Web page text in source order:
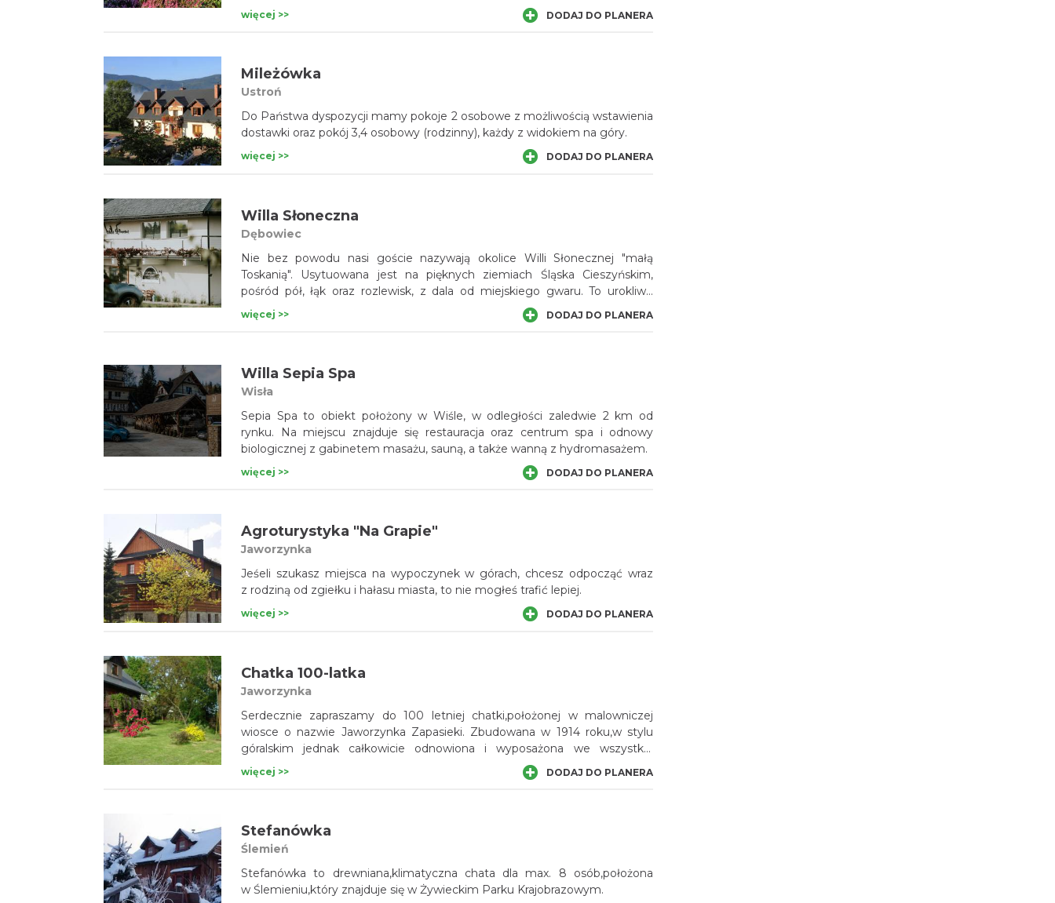
miejscem dla osób spragnionych prawdziwego wypoczynku. Pobyt
w naszej willi to wspaniała podróż w czasie. To tutaj od ponad 80 lat
więcej >> DODAJ DO PLANERA
Mileżówka
Ustroń
Do Państwa dyspozycji mamy pokoje 2 osobowe z możliwością wstawienia
dostawki oraz pokój 3,4 osobowy (rodzinny), każdy z widokiem na góry.
więcej >> DODAJ DO PLANERA
Willa Słoneczna
Dębowiec
Nie bez powodu nasi goście nazywają okolice Willi Słonecznej "małą
Toskanią". Usytuowana jest na pięknych ziemiach Śląska Cieszyńskim,
pośród pół, łąk oraz rozlewisk, z dala od miejskiego gwaru. To urokliwe
otoczenie dopełniliśmy nowoczesnym budownictwem, klimatycznymi
pokoikami oraz wnętrzem sal restauracyjnych.
więcej >> DODAJ DO PLANERA
Willa Sepia Spa
Wisła
Sepia Spa to obiekt położony w Wiśle, w odległości zaledwie 2 km od
rynku. Na miejscu znajduje się restauracja oraz centrum spa i odnowy
biologicznej z gabinetem masażu, sauną, a także wanną z hydromasażem.
więcej >> DODAJ DO PLANERA
Agroturystyka "Na Grapie"
Jaworzynka
Jeśeli szukasz miejsca na wypoczynek w górach, chcesz odpocząć wraz
z rodziną od zgiełku i hałasu miasta, to nie mogłeś trafić lepiej.
więcej >> DODAJ DO PLANERA
Chatka 100-latka
Jaworzynka
Serdecznie zapraszamy do 100 letniej chatki,położonej w malowniczej
wiosce o nazwie Jaworzynka Zapasieki. Zbudowana w 1914 roku,w stylu
góralskim jednak całkowicie odnowiona i wyposażona we wszystkie
niezbędne sprzęty,tak aby mogli państwo komfortowo spędzić tu urlop.
więcej >> DODAJ DO PLANERA
Stefanówka
Ślemień
Stefanówka to drewniana,klimatyczna chata dla max. 8 osób,położona
w Ślemieniu,który znajduje się w Żywieckim Parku Krajobrazowym.